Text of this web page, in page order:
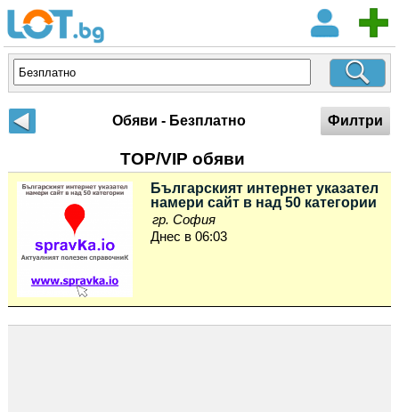
Обяви - Безплатно Филтри
TOP/VIP обяви
Българският интернет указател
намери сайт в над 50 категории
гр. София
Днес в 06:03